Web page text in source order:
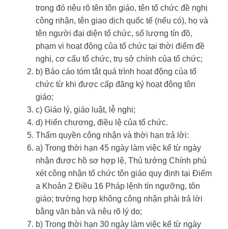
trong đó nêu rõ tên tôn giáo, tên tổ chức đề nghị
công nhận, tên giao dịch quốc tế (nếu có), họ và
tên người đại diện tổ chức, số lượng tín đồ,
phạm vi hoạt động của tổ chức tại thời điểm đề
nghị, cơ cấu tổ chức, trụ sở chính của tổ chức;
b) Báo cáo tóm tắt quá trình hoạt động của tổ
chức từ khi được cấp đăng ký hoạt động tôn
giáo;
c) Giáo lý, giáo luật, lễ nghi;
d) Hiến chương, điều lệ của tổ chức.
Thẩm quyền công nhận và thời hạn trả lời:
a) Trong thời hạn 45 ngày làm việc kể từ ngày
nhận được hồ sơ hợp lệ, Thủ tướng Chính phủ
xét công nhận tổ chức tôn giáo quy định tại Điểm
a Khoản 2 Điều 16 Pháp lệnh tín ngưỡng, tôn
giáo; trường hợp không công nhận phải trả lời
bằng văn bản và nêu rõ lý do;
b) Trong thời hạn 30 ngày làm việc kể từ ngày